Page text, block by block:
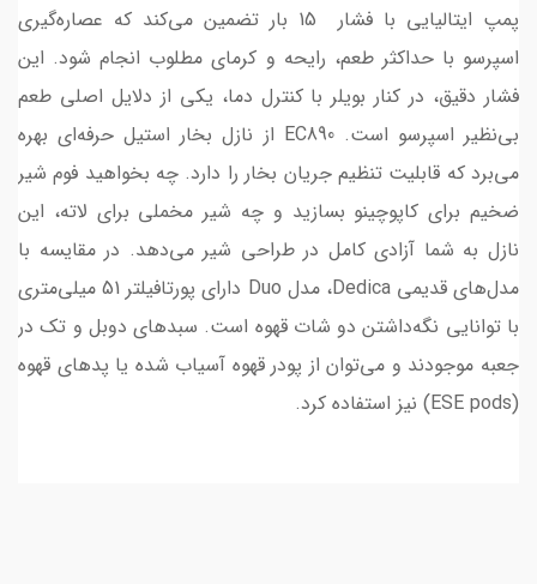
پمپ ایتالیایی با فشار 15 بار تضمین می‌کند که عصاره‌گیری
اسپرسو با حداکثر طعم، رایحه و کرمای مطلوب انجام شود. این
فشار دقیق، در کنار بویلر با کنترل دما، یکی از دلایل اصلی طعم
بی‌نظیر اسپرسو است. EC890 از نازل بخار استیل حرفه‌ای بهره
می‌برد که قابلیت تنظیم جریان بخار را دارد. چه بخواهید فوم شیر
ضخیم برای کاپوچینو بسازید و چه شیر مخملی برای لاته، این
نازل به شما آزادی کامل در طراحی شیر می‌دهد. در مقایسه با
مدل‌های قدیمی Dedica، مدل Duo دارای پورتافیلتر 51 میلی‌متری
با توانایی نگه‌داشتن دو شات قهوه است. سبدهای دوبل و تک در
جعبه موجودند و می‌توان از پودر قهوه آسیاب‌ شده یا پدهای قهوه
(ESE pods) نیز استفاده کرد.